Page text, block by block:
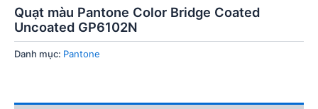
Quạt màu Pantone Color Bridge Coated
Uncoated GP6102N
Danh mục: Pantone